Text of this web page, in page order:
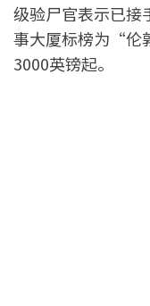
级验尸官表示已接
事大厦标榜为“伦
3000英镑起。